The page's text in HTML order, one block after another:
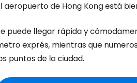
aeropuerto de Hong Kong está
puede llegar rápida y
exprés, mientras que
puntos de la ciudad.